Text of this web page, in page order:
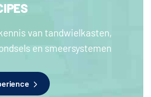
van tandwielkasten,
en smeersystemen